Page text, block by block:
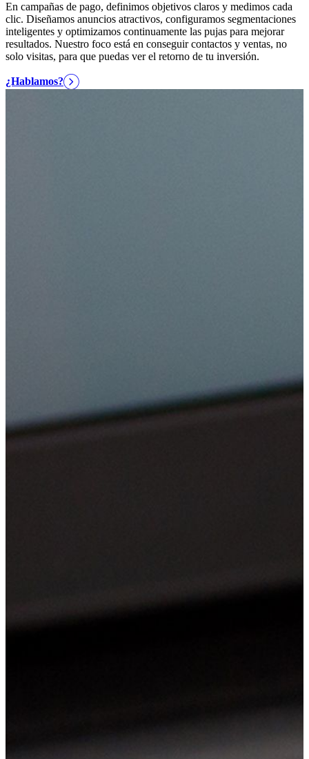
En campañas de pago, definimos objetivos claros y medimos cada
clic. Diseñamos anuncios atractivos, configuramos segmentaciones
inteligentes y optimizamos continuamente las pujas para mejorar
resultados. Nuestro foco está en conseguir contactos y ventas, no
solo visitas, para que puedas ver el retorno de tu inversión.
¿Hablamos?